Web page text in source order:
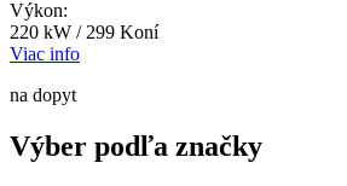
Výkon:
220 kW / 299 Koní
Viac info
na dopyt
Výber podľa značky